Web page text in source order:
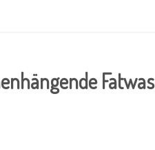
Fatwas